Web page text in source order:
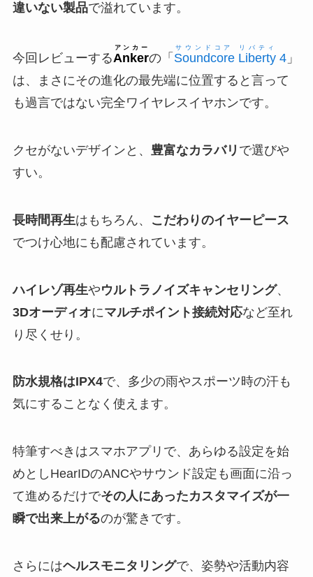
違いない製品で溢れています。
今回レビューするAnker
アンカー
の「 Soundcore Liberty
サウンドコア リバティ
4」
は、まさにその進化の最先端に位置すると言って
も過言ではない完全ワイヤレスイヤホンです。
クセがないデザインと、 豊富なカラバリ で選びや
すい。
長時間再生はもちろん、
こだわりのイヤーピース
でつけ心地にも配慮されています。
ハイレゾ再生やウルトラノイズキャンセリング、
3Dオーディオにマルチポイント接続対応など至れ
り尽くせり。
防水規格はIPX4で、多少の雨やスポーツ時の汗も
気にすることなく使えます。
特筆すべきはスマホアプリで、あらゆる設定を始
めとしHearIDのANCやサウンド設定も画面に沿っ
て進めるだけでその人にあったカスタマイズが一
瞬で出来上がるのが驚きです。
さらにはヘルスモニタリングで、姿勢や活動内容